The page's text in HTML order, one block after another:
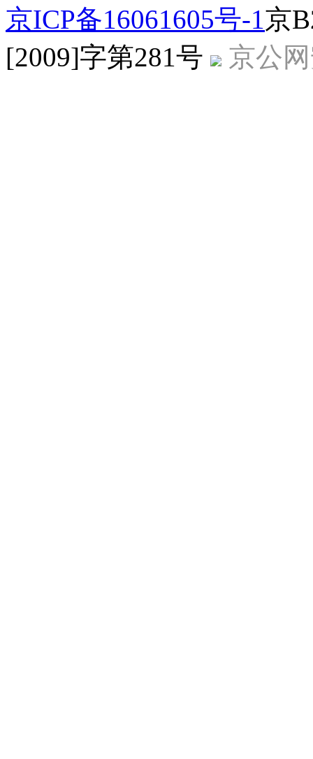
京ICP备16061605号-1 京
[2009]字第281号
京公